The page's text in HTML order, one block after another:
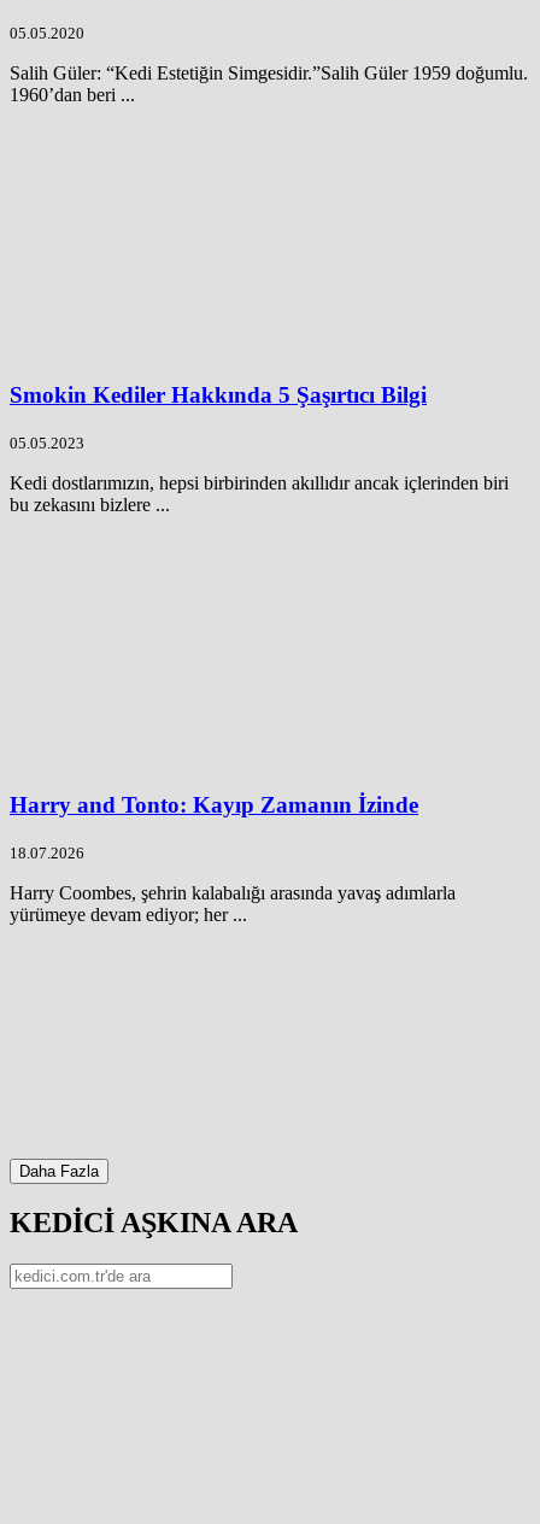
05.05.2020
Salih Güler: “Kedi Estetiğin Simgesidir.”Salih Güler 1959 doğumlu.
1960’dan beri ...
Smokin Kediler Hakkında 5 Şaşırtıcı Bilgi
05.05.2023
Kedi dostlarımızın, hepsi birbirinden akıllıdır ancak içlerinden biri
bu zekasını bizlere ...
Harry and Tonto: Kayıp Zamanın İzinde
18.07.2026
Harry Coombes, şehrin kalabalığı arasında yavaş adımlarla
yürümeye devam ediyor; her ...
Daha Fazla
KEDİCİ AŞKINA ARA